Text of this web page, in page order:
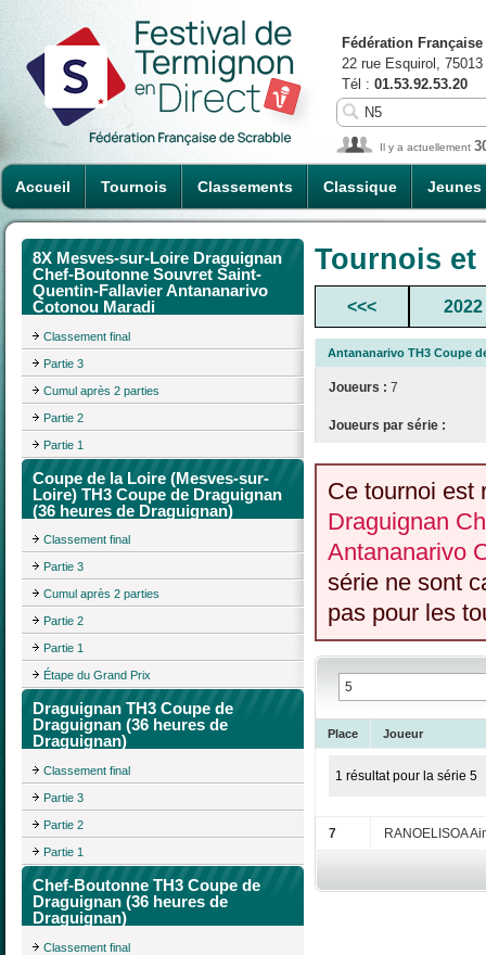
Accueil Tournois Classements Classique Jeunes
Fédération
22 rue Esquirol,
Tél : 01.53.92.53.20
Il y a actuellement
8X Mesves-sur-Loire Draguignan
Chef-Boutonne Souvret Saint-
Quentin-Fallavier Antananarivo
Cotonou Maradi
Classement final
Partie 3
Cumul après 2 parties
Partie 2
Partie 1
Coupe de la Loire (Mesves-sur-
Loire) TH3 Coupe de Draguignan
(36 heures de Draguignan)
Classement final
Partie 3
Cumul après 2 parties
Partie 2
Partie 1
Étape du Grand Prix
Draguignan TH3 Coupe de
Draguignan (36 heures de
Draguignan)
Classement final
Partie 3
Partie 2
Partie 1
Chef-Boutonne TH3 Coupe de
Draguignan (36 heures de
Draguignan)
Classement final
Tournois
<<< 2022
Antananarivo TH3 Coupe
Joueurs : 7
Joueurs par série :
Ce tournoi est
Draguignan
Antananarivo
série ne sont
pas pour les
Place Joueur
1 résultat pour la série 5
7 RANOELISOA